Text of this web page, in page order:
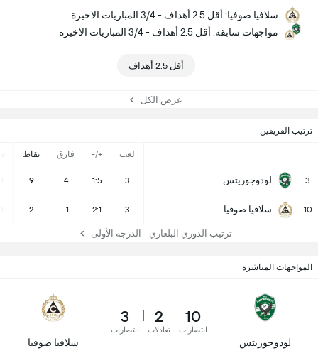
سلافيا صوفيا: أقل 2.5 أهداف - 3/4 المباريات الاخيرة
مواجهات سابقة: أقل 2.5 أهداف - 3/4 المباريات الاخيرة
أقل 2.5 أهداف
عرض الكل
ترتيب الفريقين
لعب +/- فارق نقاط
3 لودوجوريتس 3
1:5
4
9
10 سلافيا صوفيا 3
2:1
-1
2
ترتيب الدوري البلغاري - الدرجة الأولى
المواجهات المباشرة
لودوجوريتس
10
انتصارات
2
تعادلات
3
انتصارات
سلافيا صوفيا